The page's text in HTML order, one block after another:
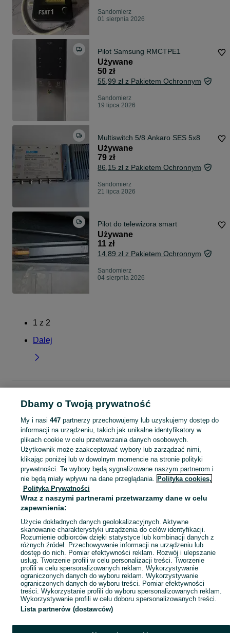
Sandomierz
01 sierpnia 2026
Pilot Samsung RMCTPE1
Używane
50 zł
55,99 zł z Pakietem Ochronnym
Sandomierz
19 lipca 2026
Multiswitch 5/8 Ankaro SES 5x8
Używane
79 zł
86,15 zł z Pakietem Ochronnym
Sandomierz
21 lipca 2026
Pilot do telewizora smart
Używane
11 zł
14,89 zł z Pakietem Ochronnym
Sandomierz
04 sierpnia 2026
1 z 2
Dalej
Akcesoria - Sandomierz
KATEGORIA
Zobacz
Mapa kategorii
Mapa miejscowości
Mapa ministron
Popularne wyszukiwania
Dbamy o Twoją prywatność
My i nasi 447partnerzy przechowujemy lub uzyskujemy dostęp do
informacji na urządzeniu, takich jak unikalne identyfikatory w
plikach cookie w celu przetwarzania danych osobowych.
Użytkownik może zaakceptować wybory lub zarządzać nimi,
klikając poniżej lub w dowolnym momencie na stronie polityki
prywatności. Te wybory będą sygnalizowane naszym partnerom i
nie będą miały wpływu na dane przeglądania. Polityka cookies,
Polityka Prywatności
Wraz z naszymi partnerami przetwarzamy dane w celu
zapewnienia:
Użycie dokładnych danych geolokalizacyjnych. Aktywne
skanowanie charakterystyki urządzenia do celów identyfikacji.
Rozumienie odbiorców dzięki statystyce lub kombinacji danych z
różnych źródeł. Przechowywanie informacji na urządzeniu lub
dostęp do nich. Pomiar efektywności reklam. Rozwój i ulepszanie
usług. Tworzenie profili w celu personalizacji treści. Tworzenie
profili w celu spersonalizowanych reklam. Wykorzystywanie
ograniczonych danych do wyboru reklam. Wykorzystywanie
ograniczonych danych do wyboru treści. Pomiar efektywności
treści. Wykorzystanie profili do wyboru spersonalizowanych reklam.
Wykorzystywanie profili w celu doboru spersonalizowanych treści.
Lista partnerów (dostawców)